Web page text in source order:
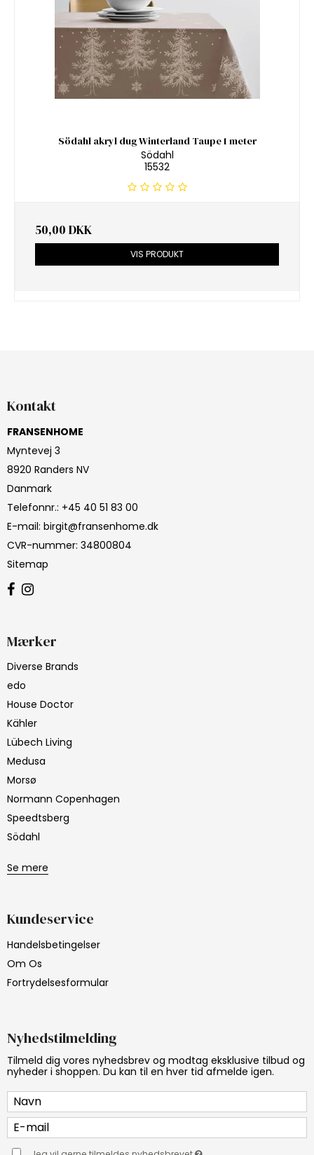
Södahl akryl dug Winterland Taupe 1 meter
Södahl
15532
50,00 DKK
VIS PRODUKT
Kontakt
FRANSENHOME
Myntevej 3
8920 Randers NV
Danmark
Telefonnr.: +45 40 51 83 00
E-mail: birgit@fransenhome.dk
CVR-nummer: 34800804
Sitemap
Mærker
Diverse Brands
edo
House Doctor
Kähler
Lübech Living
Medusa
Morsø
Normann Copenhagen
Speedtsberg
Södahl
Se mere
Kundeservice
Handelsbetingelser
Om Os
Fortrydelsesformular
Nyhedstilmelding
Tilmeld dig vores nyhedsbrev og modtag eksklusive tilbud og
nyheder i shoppen. Du kan til en hver tid afmelde igen.